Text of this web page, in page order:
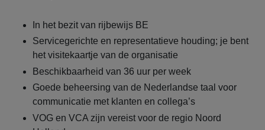
In het bezit van rijbewijs BE
Servicegerichte en representatieve houding; je bent
het visitekaartje van de organisatie
Beschikbaarheid van 36 uur per week
Goede beheersing van de Nederlandse taal voor
communicatie met klanten en collega’s
VOG en VCA zijn vereist voor de regio Noord